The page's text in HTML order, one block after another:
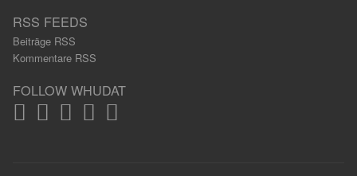
RSS FEEDS
Beiträge RSS
Kommentare RSS
FOLLOW WHUDAT